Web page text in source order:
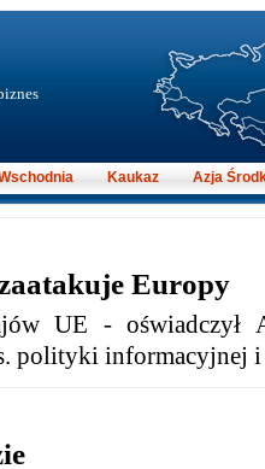
Europy
UE - oświadczył
polityki informacyjnej i
Kaukaz Azja